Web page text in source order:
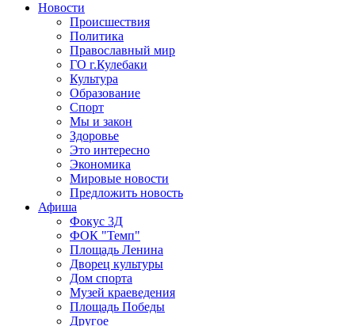
Новости
Происшествия
Политика
Православный мир
ГО г.Кулебаки
Культура
Образование
Спорт
Мы и закон
Здоровье
Это интересно
Экономика
Мировые новости
Предложить новость
Афиша
Фокус 3Д
ФОК "Темп"
Площадь Ленина
Дворец культуры
Дом спорта
Музей краеведения
Площадь Победы
Другое